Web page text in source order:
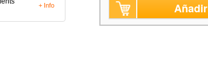
+ Info